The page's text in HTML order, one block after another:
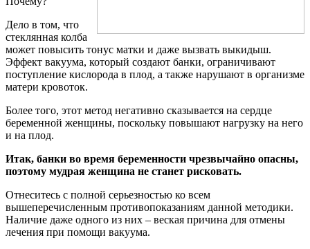
Дело в том, что
стеклянная колба
может повысить тонус матки и даже вызвать выкидыш.
Эффект вакуума, который создают банки, ограничивают
поступление кислорода в плод, а также нарушают в организме
матери кровоток.
Более того, этот метод негативно сказывается на сердце
беременной женщины, поскольку повышают нагрузку на него
и на плод.
Итак, банки во время беременности чрезвычайно опасны,
поэтому мудрая женщина не станет рисковать.
Отнеситесь с полной серьезностью ко всем
вышеперечисленным противопоказаниям данной методики.
Наличие даже одного из них – веская причина для отмены
лечения при помощи вакуума.